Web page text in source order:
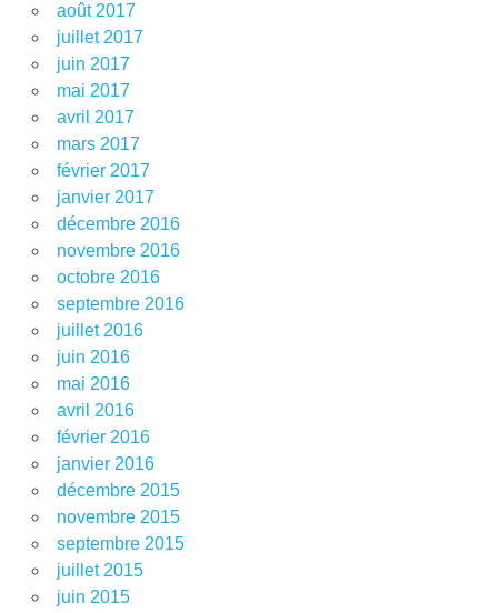
août 2017
juillet 2017
juin 2017
mai 2017
avril 2017
mars 2017
février 2017
janvier 2017
décembre 2016
novembre 2016
octobre 2016
septembre 2016
juillet 2016
juin 2016
mai 2016
avril 2016
février 2016
janvier 2016
décembre 2015
novembre 2015
septembre 2015
juillet 2015
juin 2015